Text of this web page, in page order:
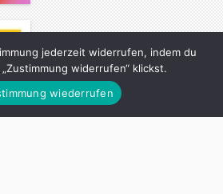
jederzeit widerrufen, indem du
widerrufen“ klickst.
wiederrufen